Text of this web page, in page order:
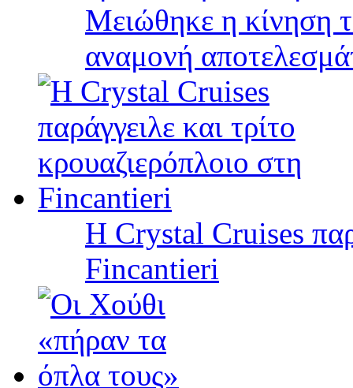
Μειώθηκε η κίνηση
αναμονή
Η Crystal Cruises
Fincantieri